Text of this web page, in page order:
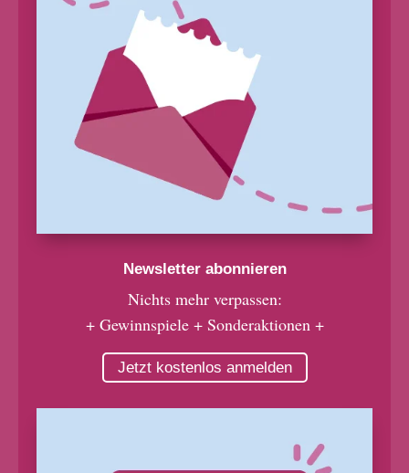
Newsletter abonnieren
Nichts mehr verpassen:
+ Gewinnspiele + Sonderaktionen +
Jetzt kostenlos anmelden